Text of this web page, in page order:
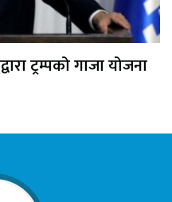
ट्रम्पको गाजा योजना